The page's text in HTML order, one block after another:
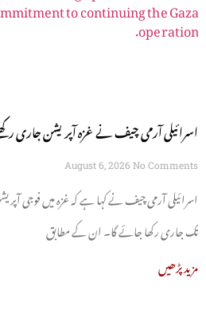
اسرائیلی آرمی چیف نے غزہ آپریشن جاری
August 6, 2026 No Comments
اسرائیلی آرمی چیف نے کہا ہے کہ غزہ میں فوجی
تک جاری رکھا جائے گا۔ ان کے مطابق
مزید پڑھیں